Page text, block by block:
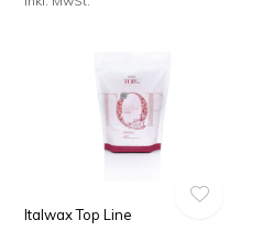
Italwax Top Line